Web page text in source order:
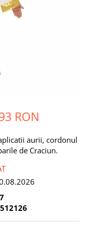
RON
aurii, cordonul
de Craciun.